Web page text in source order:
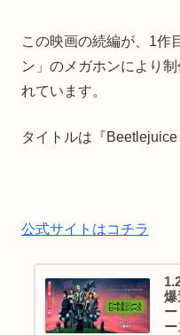
この映画の続編が、1作
ン」のメガホンにより
れています。
タイトルは『Beetlejuice
公式サイトはコチラ
爆
ー